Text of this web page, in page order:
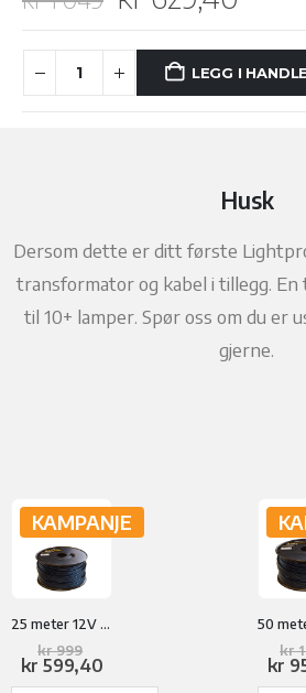
pris
var:
kr 1
049.
pris
er:
kr
LEGG I
Husk
Dersom dette er ditt første
transformator og kabel i tillegg.
til 10+ lamper. Spør oss om du er
gjerne.
KAMPANJE
25 meter 12V kabel
kr999
pris
kr 599,40Nåværende
kr
kr